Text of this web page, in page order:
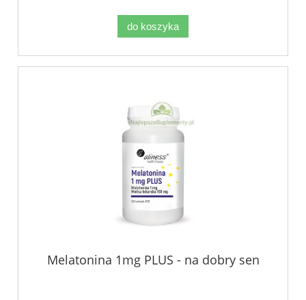
do koszyka
Melatonina 1mg PLUS - na dobry sen